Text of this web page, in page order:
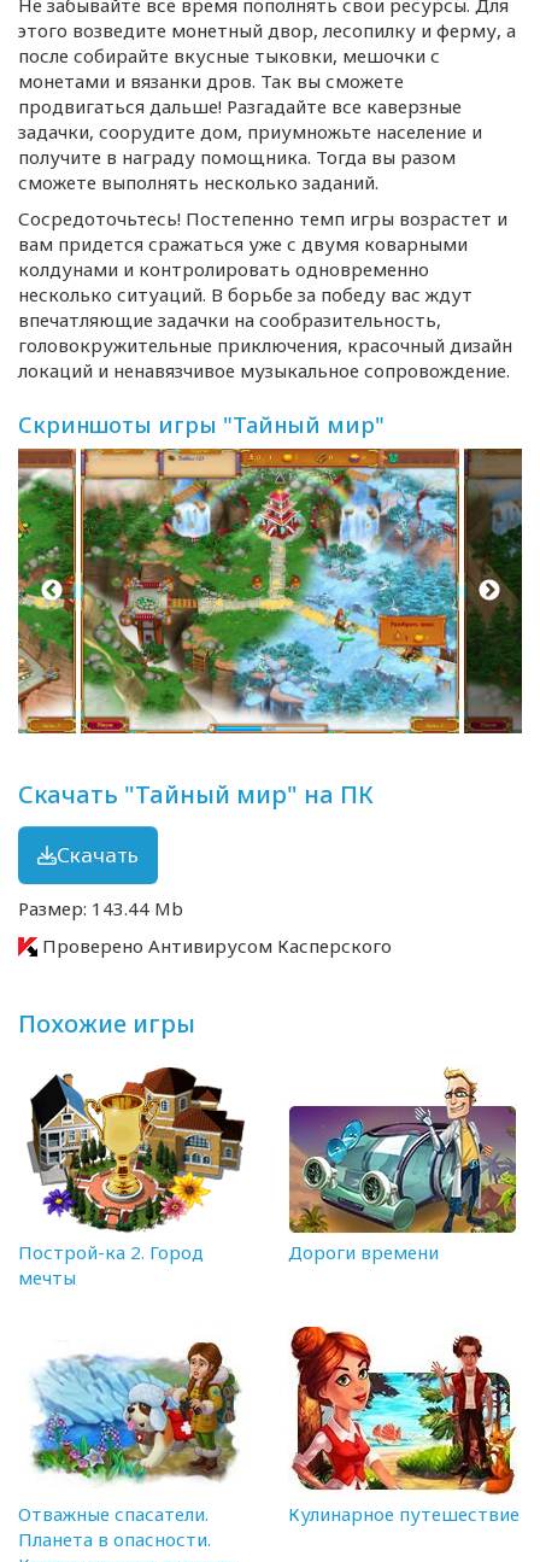
Не забывайте все время пополнять свои ресурсы. Для
этого возведите монетный двор, лесопилку и ферму, а
после собирайте вкусные тыковки, мешочки с
монетами и вязанки дров. Так вы сможете
продвигаться дальше! Разгадайте все каверзные
задачки, соорудите дом, приумножьте население и
получите в награду помощника. Тогда вы разом
сможете выполнять несколько заданий.
Сосредоточьтесь! Постепенно темп игры возрастет и
вам придется сражаться уже с двумя коварными
колдунами и контролировать одновременно
несколько ситуаций. В борьбе за победу вас ждут
впечатляющие задачки на сообразительность,
головокружительные приключения, красочный дизайн
локаций и ненавязчивое музыкальное сопровождение.
Скриншоты игры "Тайный мир"
Скачать "Тайный мир" на ПК
Скачать
Размер: 143.44 Mb
Проверено Антивирусом Касперского
Похожие игры
Построй-ка 2. Город
мечты
Дороги времени
Отважные спасатели.
Планета в опасности.
Кулинарное путешествие